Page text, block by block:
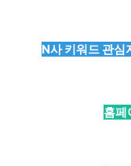
N사 키워드 관
홈페